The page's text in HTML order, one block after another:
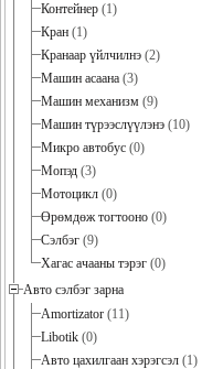
Контейнер (1)
Кран (1)
Кранаар үйлчилнэ (2)
Машин асаана (3)
Машин механизм (9)
Машин түрээслүүлэнэ (10)
Микро автобус (0)
Мопэд (3)
Мотоцикл (0)
Өрөмдөж тогтооно (0)
Сэлбэг (9)
Хагас ачааны тэрэг (0)
Авто сэлбэг зарна
Amortizator (11)
Libotik (0)
Авто цахилгаан хэрэгсэл (1)